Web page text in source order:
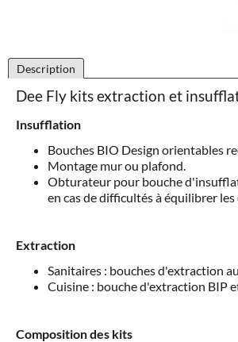
Description
Dee Fly kits extraction et
Insufflation
Bouches BIO Design orientables
Montage mur ou plafond.
Obturateur pour bouche
en cas de difficultés à équilibrer
Extraction
Sanitaires : bouches d'extraction
Cuisine : bouche d'extraction BIP
Composition des kits